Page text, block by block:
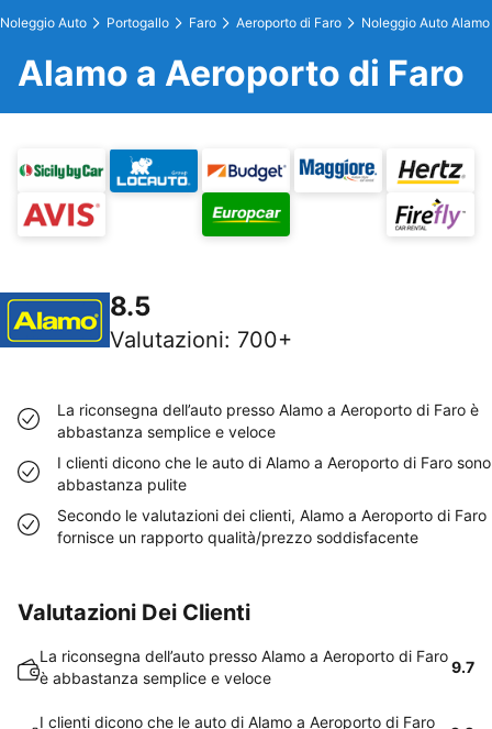
Noleggio Auto Portogallo Faro Aeroporto di Faro Noleggio Auto Alamo
Alamo a Aeroporto di Faro
8.5
Valutazioni: 700+
La riconsegna dell’auto presso Alamo a Aeroporto di Faro è
abbastanza semplice e veloce
I clienti dicono che le auto di Alamo a Aeroporto di Faro sono
abbastanza pulite
Secondo le valutazioni dei clienti, Alamo a Aeroporto di Faro
fornisce un rapporto qualità/prezzo soddisfacente
Valutazioni Dei Clienti
La riconsegna dell’auto presso Alamo a Aeroporto di Faro
è abbastanza semplice e veloce
9.7
I clienti dicono che le auto di Alamo a Aeroporto di Faro